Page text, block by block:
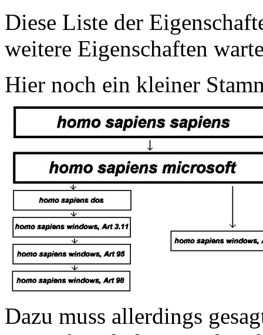
Diese Liste der
weitere Eigenschaften
Hier noch ein kleiner
Dazu muss allerdings